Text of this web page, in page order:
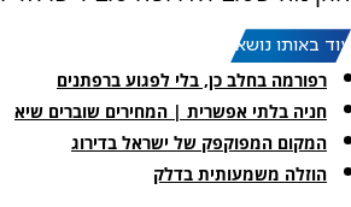
עוד באותו נושא:
רפורמה בחלב כן, בלי לפגוע ברפתנים
חניה בלתי אפשרית | המחירים שוברים שיא
המקום המפוקפק של ישראל בדירוג
הוזלה משמעותית בדלק